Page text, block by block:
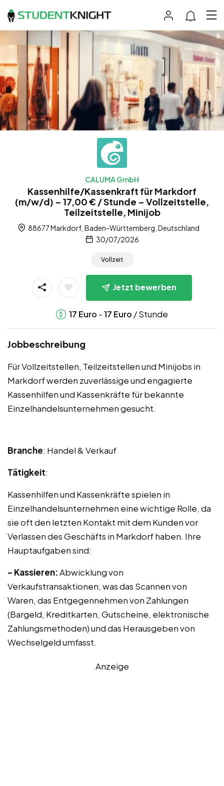
CALUMA GmbH
Kassenhilfe/Kassenkraft für Markdorf
(m/w/d) – 17,00 € / Stunde – Vollzeitstelle,
Teilzeitstelle, Minijob
88677 Markdorf, Baden-Württemberg, Deutschland
30/07/2026
Vollzeit
Jetzt bewerben
17 Euro -17 Euro / Stunde
Jobbeschreibung
Für Vollzeitstellen, Teilzeitstellen und Minijobs in
Markdorf werden zuverlässige und engagierte
Kassenhilfen und Kassenkräfte für bekannte
Einzelhandelsunternehmen gesucht.
Branche: Handel & Verkauf
Tätigkeit:
Kassenhilfen und Kassenkräfte spielen in
Einzelhandelsunternehmen eine wichtige Rolle, da
sie oft den letzten Kontakt mit dem Kunden vor
Verlassen des Geschäfts in Markdorf haben. Ihre
Hauptaufgaben sind:
– Kassieren:Abwicklung von
Verkaufstransaktionen, was das Scannen von
Waren, das Entgegennehmen von Zahlungen
(Bargeld, Kreditkarten, Gutscheine, elektronische
Zahlungsmethoden) und das Herausgeben von
Wechselgeld umfasst.
Anzeige